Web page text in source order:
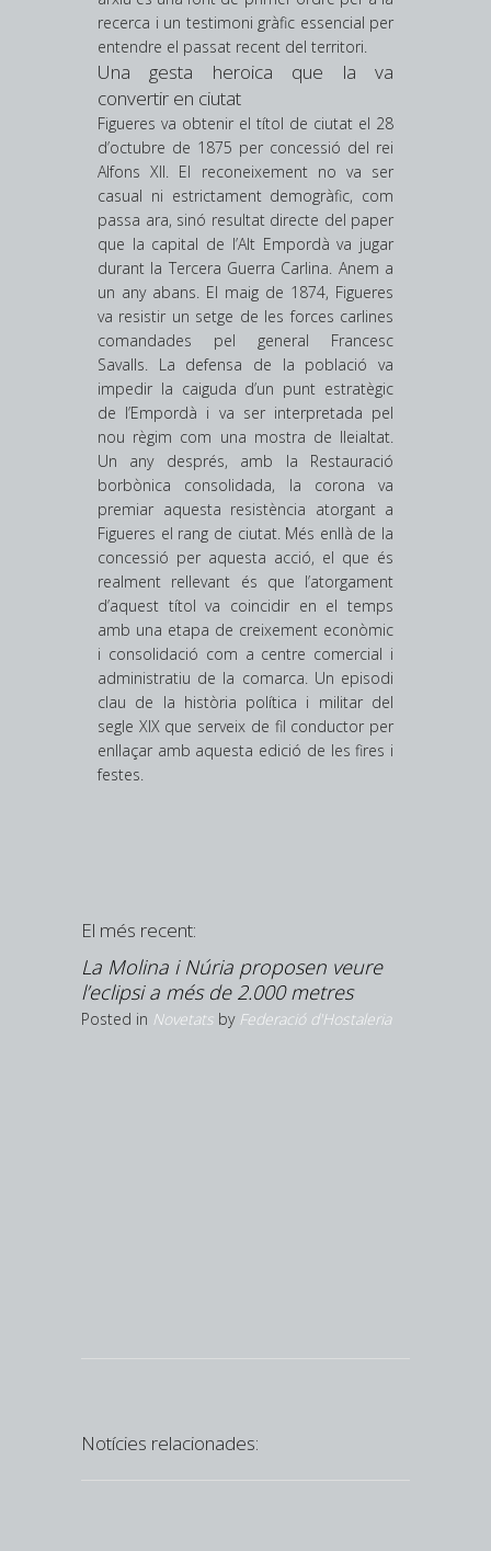
recerca i un testimoni gràfic essencial per
entendre el passat recent del territori.
Una gesta heroica que la va
convertir en ciutat
Figueres va obtenir el títol de ciutat el 28
d’octubre de 1875 per concessió del rei
Alfons XII. El reconeixement no va ser
casual ni estrictament demogràfic, com
passa ara, sinó resultat directe del paper
que la capital de l’Alt Empordà va jugar
durant la Tercera Guerra Carlina. Anem a
un any abans. El maig de 1874, Figueres
va resistir un setge de les forces carlines
comandades pel general Francesc
Savalls. La defensa de la població va
impedir la caiguda d’un punt estratègic
de l’Empordà i va ser interpretada pel
nou règim com una mostra de lleialtat.
Un any després, amb la Restauració
borbònica consolidada, la corona va
premiar aquesta resistència atorgant a
Figueres el rang de ciutat. Més enllà de la
concessió per aquesta acció, el que és
realment rellevant és que l’atorgament
d’aquest títol va coincidir en el temps
amb una etapa de creixement econòmic
i consolidació com a centre comercial i
administratiu de la comarca. Un episodi
clau de la història política i militar del
segle XIX que serveix de fil conductor per
enllaçar amb aquesta edició de les fires i
festes.
El més recent:
La Molina i Núria proposen veure
l’eclipsi a més de 2.000 metres
Posted in Novetats by Federació d'Hostaleria
Notícies relacionades: